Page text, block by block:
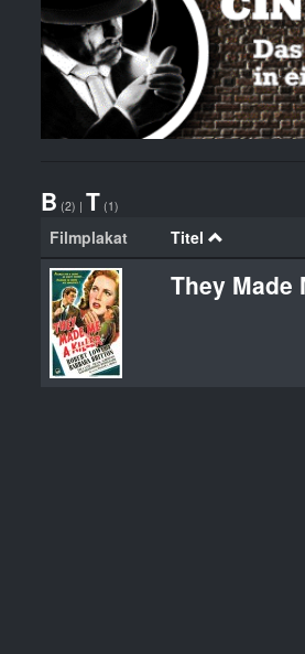
B (2) | T (1)
Filmplakat Titel
They Made